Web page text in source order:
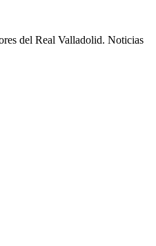
del Real Valladolid. Noticias